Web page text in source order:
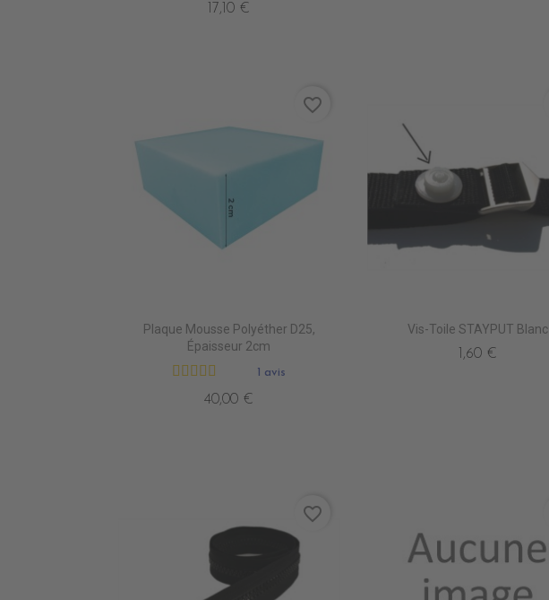
17,10 €
Plaque Mousse Polyéther D25,
Épaisseur 2cm
1 avis
40,00 €
favorite_border
Vis-Toile STAYPUT Blanc
1,60 €
favorite_border